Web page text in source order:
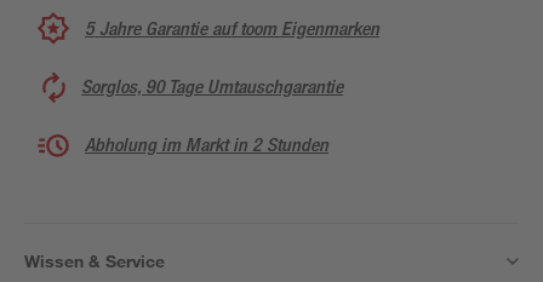
5 Jahre Garantie auf toom Eigenmarken
Sorglos, 90 Tage Umtauschgarantie
Abholung im Markt in 2 Stunden
Wissen & Service